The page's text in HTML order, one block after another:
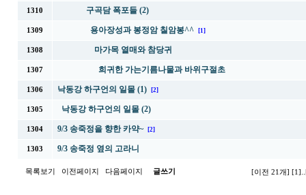
1310 구곡담 폭포들 (2)
1309 용아장성과 봉정암 칠암봉^^ [1]
1308 마가목 열매와 참당귀
1307 희귀한 가는기름나물과 바위구절초
1306 낙동강 하구언의 일몰 (1) [2]
1305 낙동강 하구언의 일몰 (2)
1304 9/3 송죽정을 향한 카약~ [2]
1303 9/3 송죽정 옆의 고라니
목록보기 이전페이지 다음페이지 글쓰기 [이전 21개] [1]